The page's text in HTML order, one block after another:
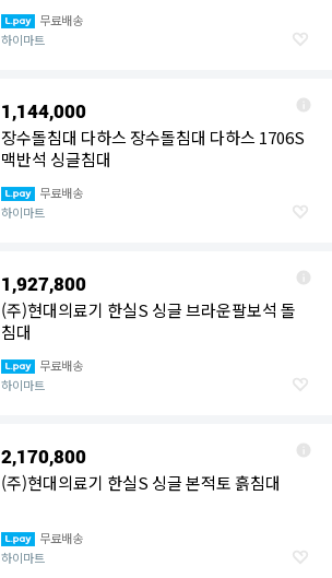
무료배송
하이마트
1,144,000
장수돌침대 다하스 장수돌침대 다하스 1706S
맥반석 싱글침대
무료배송
하이마트
1,927,800
(주)현대의료기 한실S 싱글 브라운팔보석 돌
침대
무료배송
하이마트
2,170,800
(주)현대의료기 한실S 싱글 본적토 흙침대
무료배송
하이마트